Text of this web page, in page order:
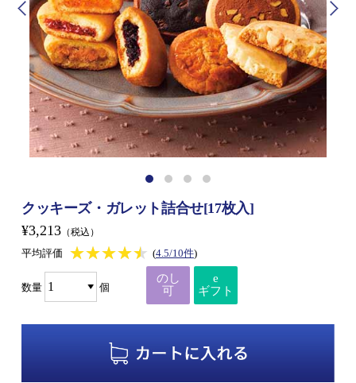
クッキーズ・ガレット詰合せ[17枚入]
¥3,213 （税込）
平均評価 ★★★★★
★★★★★ (4.5/10件)
数量 個
のし
可
e
ギフト